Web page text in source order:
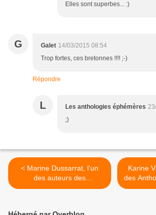
Elles sont superbes... :)
G Galet 14/03/2015 08:54
Trop fortes, ces bretonnes !!!! ;-)
Répondre
L Les anthologies éphémères
;)
< Marine Dussarrat, l'un
des auteurs des
anthologies éphémères
Karine
des